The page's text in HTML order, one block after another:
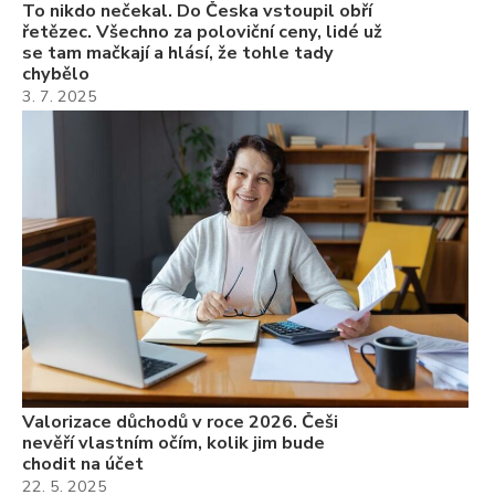
To nikdo nečekal. Do Česka vstoupil obří
řetězec. Všechno za poloviční ceny, lidé už
se tam mačkají a hlásí, že tohle tady
chybělo
3. 7. 2025
Valorizace důchodů v roce 2026. Češi
nevěří vlastním očím, kolik jim bude
chodit na účet
22. 5. 2025